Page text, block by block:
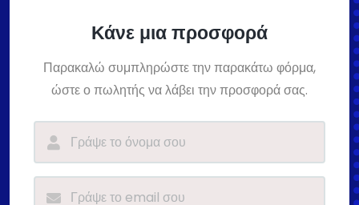
Κάνε μια προσφορά
Παρακαλώ συμπληρώστε την παρακάτω φόρμα,
ώστε ο πωλητής να λάβει την προσφορά σας.